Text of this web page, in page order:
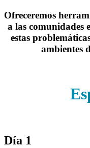
Ofreceremos
a las comunidades
estas
ambientes
Día 1